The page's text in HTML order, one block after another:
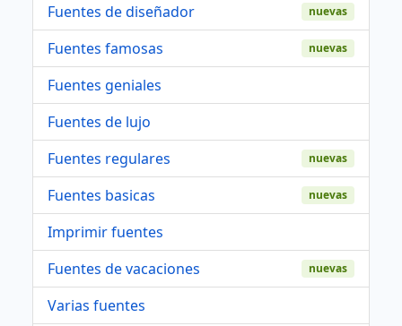
Fuentes de diseñador nuevas
Fuentes famosas nuevas
Fuentes geniales
Fuentes de lujo
Fuentes regulares
nuevas
Fuentes basicas nuevas
Imprimir fuentes
Fuentes de vacaciones
nuevas
Varias fuentes